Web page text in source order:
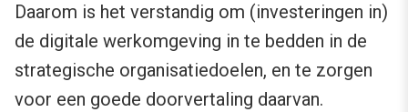
Daarom is het verstandig om (investeringen in)
de digitale werkomgeving in te bedden in de
strategische organisatiedoelen, en te zorgen
voor een goede doorvertaling daarvan.